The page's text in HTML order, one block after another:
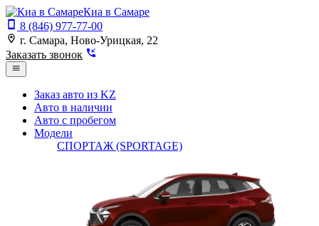
Киа в Самаре
8 (846) 977-77-00
г. Самара, Ново-Урицкая, 22
Заказать звонок
Заказ авто из KZ
Авто в наличии
Авто с пробегом
Модели
СПОРТАЖ (SPORTAGE)